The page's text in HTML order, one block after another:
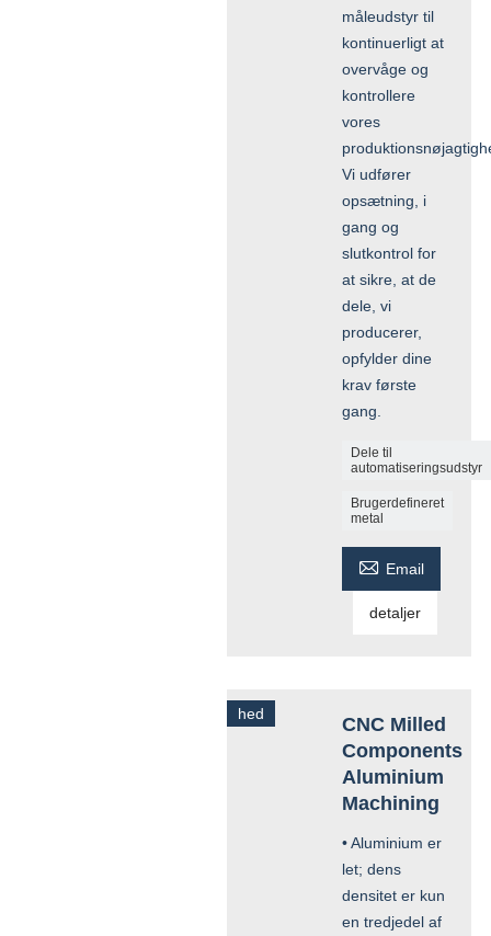
måleudstyr til
kontinuerligt at
overvåge og
kontrollere
vores
Vi udfører
opsætning, i
gang og
slutkontrol for
at sikre, at de
dele, vi
producerer,
opfylder dine
krav første
gang.
Dele til
automatiseringsudstyr
Brugerdefineret
metal
 Email
detaljer
hed
CNC Milled
Components
Aluminium
Machining
• Aluminium er
let; dens
densitet er kun
en tredjedel af